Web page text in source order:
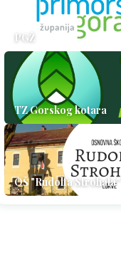
PGŽ
TZ Gorskog kotara
OŠ "Rudolfa Strohala"